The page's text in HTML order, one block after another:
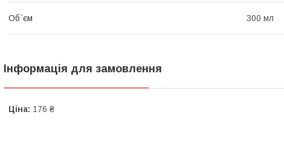
Об`єм 300 мл
Інформація для замовлення
Ціна: 176 ₴